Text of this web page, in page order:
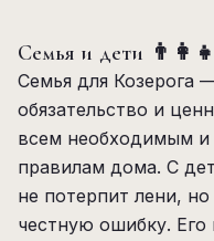
Семья и дети
Семья для Козерога
обязательство и
всем необходимым и
правилам дома. С
не потерпит лени,
честную ошибку. Его